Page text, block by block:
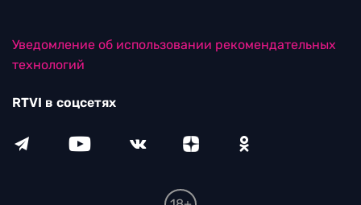
Уведомление об использовании рекомендательных
технологий
RTVI в соцсетях